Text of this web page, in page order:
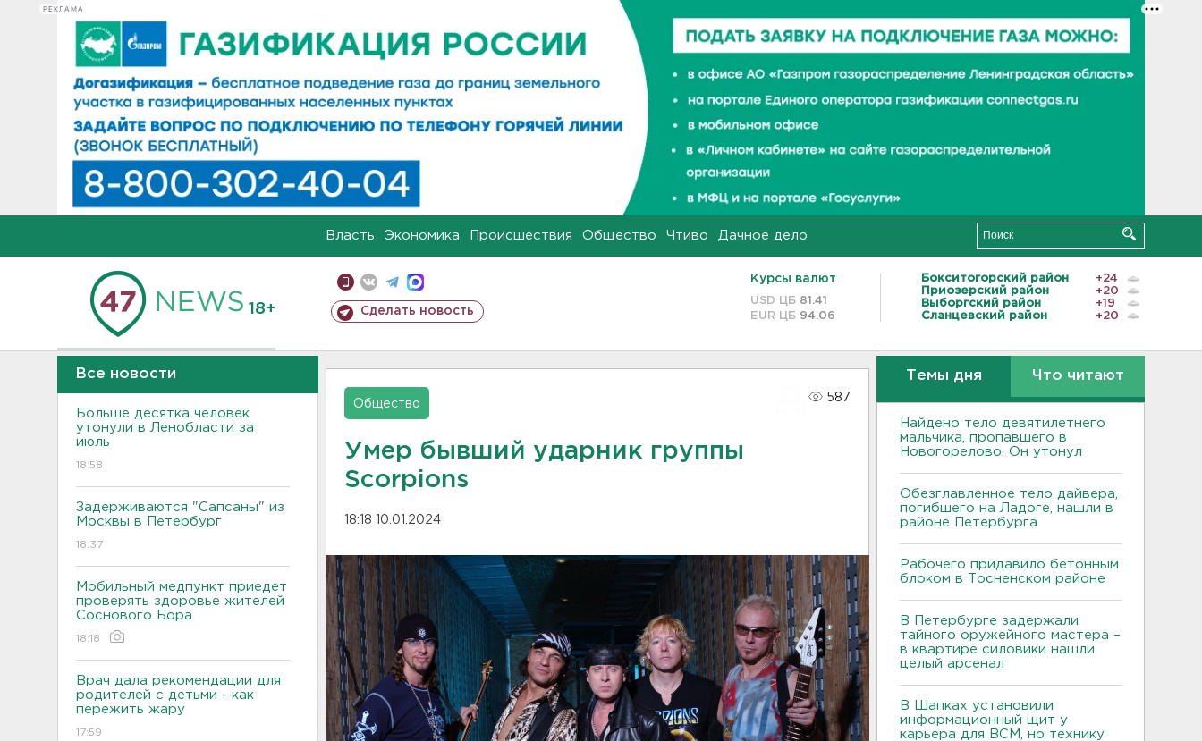
РЕКЛАМА
Власть Экономика Происшествия Общество Чтиво Дачное дело
18+ Сделать новость
Курсы валют
USD ЦБ 81.41
EUR ЦБ 94.06
Бокситогорский район
+24
Приозерский район
+20
Выборгский район
+19
Сланцевский район
+20
Все новости
Больше десятка человек
утонули в Ленобласти за
июль
18:58
Задерживаются "Сапсаны" из
Москвы в Петербург
18:37
Мобильный медпункт приедет
проверять здоровье жителей
Соснового Бора
18:18
Врач дала рекомендации для
родителей с детьми - как
пережить жару
17:59
Общество
587
Умер бывший ударник группы
Scorpions
18:18 10.01.2024
Темы дня Что читают
Найдено тело девятилетнего
мальчика, пропавшего в
Новогорелово. Он утонул
Обезглавленное тело дайвера,
погибшего на Ладоге, нашли в
районе Петербурга
Рабочего придавило бетонным
блоком в Тосненском районе
В Петербурге задержали
тайного оружейного мастера –
в квартире силовики нашли
целый арсенал
В Шапках установили
информационный щит у
карьера для ВСМ, но технику